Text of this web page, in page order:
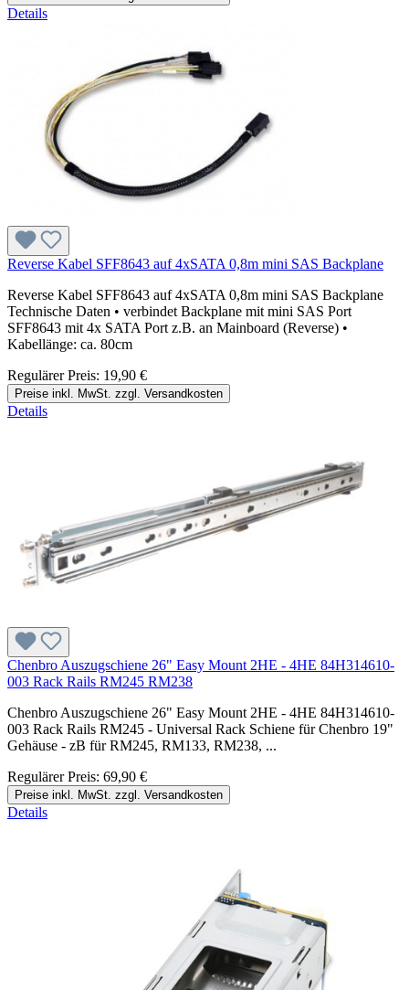
Details
Reverse Kabel SFF8643 auf 4xSATA 0,8m mini SAS Backplane
Reverse Kabel SFF8643 auf 4xSATA 0,8m mini SAS Backplane
Technische Daten • verbindet Backplane mit mini SAS Port
SFF8643 mit 4x SATA Port z.B. an Mainboard (Reverse) •
Kabellänge: ca. 80cm
Regulärer Preis: 19,90 €
Preise inkl. MwSt. zzgl. Versandkosten
Details
Chenbro Auszugschiene 26" Easy Mount 2HE - 4HE 84H314610-
003 Rack Rails RM245 RM238
Chenbro Auszugschiene 26" Easy Mount 2HE - 4HE 84H314610-
003 Rack Rails RM245 - Universal Rack Schiene für Chenbro 19"
Gehäuse - zB für RM245, RM133, RM238, ...
Regulärer Preis: 69,90 €
Preise inkl. MwSt. zzgl. Versandkosten
Details